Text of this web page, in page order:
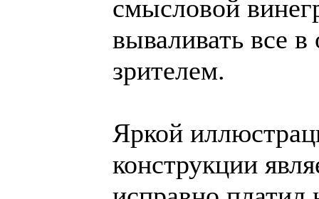
смысловой
вываливать все
зрителем.
Яркой
конструкции